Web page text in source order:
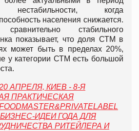
нестабильности, когда
населения снижается.
стабильного
показывает, что доля СТМ в
может быть в пределах 20%,
у категории СТМ есть большой
АПРЕЛЯ, КИЕВ - 8-Я
ПРАКТИЧЕСКАЯ
ИДЕИ ГОДА ДЛЯ
РИТЕЙЛЕРА И